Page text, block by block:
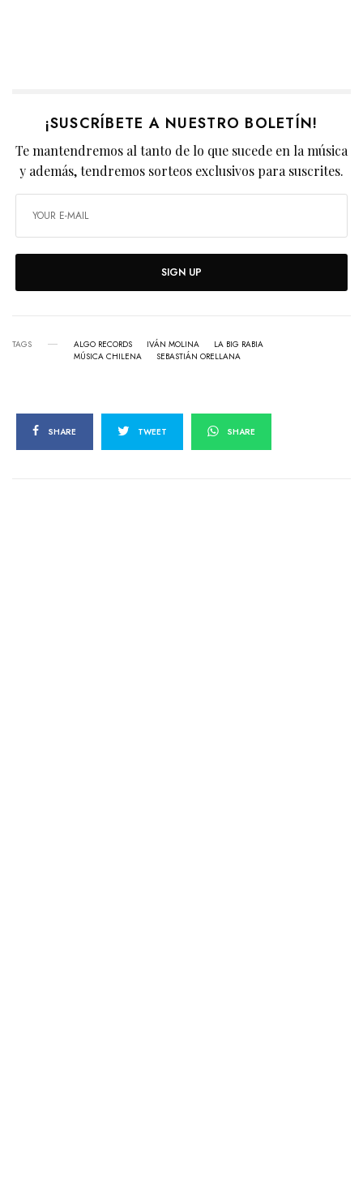
¡SUSCRÍBETE A NUESTRO BOLETÍN!
Te mantendremos al tanto de lo que sucede en la música
y además, tendremos sorteos exclusivos para suscrites.
SIGN UP
TAGS ALGO RECORDS IVÁN MOLINA
LA BIG RABIA
MÚSICA CHILENA
SEBASTIÁN ORELLANA
SHARE TWEET SHARE